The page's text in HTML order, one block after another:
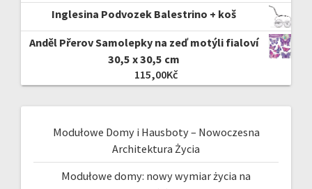
Inglesina Podvozek Balestrino + koš
Anděl Přerov Samolepky na zeď motýli fialoví
30,5 x 30,5 cm
115,00Kč
Modułowe Domy i Hausboty – Nowoczesna
Architektura Życia
Modułowe domy: nowy wymiar życia na